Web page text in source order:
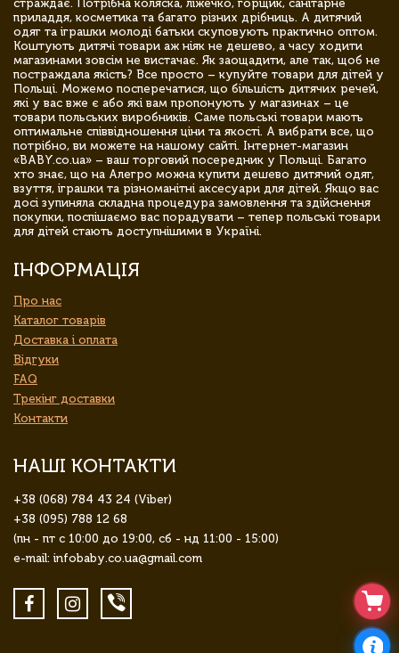
страждає. Потрібна коляска, ліжечко, горщик, санітарне
приладдя, косметика та багато різних дрібниць. А дитячий
одяг та іграшки молоді батьки скуповують практично оптом.
Коштують дитячі товари аж ніяк не дешево, а часу ходити
магазинами зовсім не вистачає. Як заощадити, але так, щоб не
постраждала якість? Все просто – купуйте товари для дітей у
Польщі. Можемо посперечатися, що більшість дитячих речей,
які у вас вже є або які вам пропонують у магазинах – це
товари польських виробників. Саме польські товари мають
оптимальне співвідношення ціни та якості. А вибрати все, що
потрібно, ви можете на нашому сайті. Інтернет-магазин
«BABY.co.ua» – ваш торговий посередник у Польщі. Багато
хто знає, що на Алегро можна купити дешево дитячий одяг,
взуття, іграшки та різноманітні аксесуари для дітей. Якщо вас
досі зупиняла складна процедура замовлення та здійснення
покупки, поспішаємо вас порадувати – тепер польські товари
для дітей стають доступнішими в Україні.
ІНФОРМАЦІЯ
Про нас
Каталог товарів
Доставка і оплата
Відгуки
FAQ
Трекінг доставки
Контакти
НАШІ КОНТАКТИ
+38 (068) 784 43 24 (Viber)
+38 (095) 788 12 68
(пн - пт с 10:00 до 19:00, сб - нд 11:00 - 15:00)
e-mail: infobaby.co.ua@gmail.com